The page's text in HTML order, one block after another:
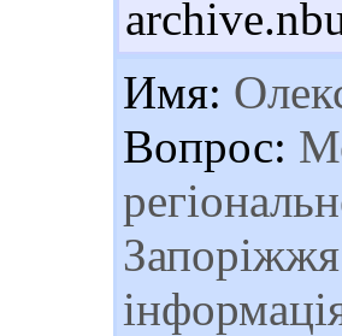
Имя:
Вопрос: